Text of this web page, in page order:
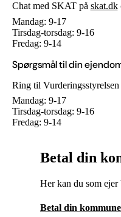
Chat med SKAT på skat.dk
Mandag: 9-17
Tirsdag-torsdag: 9-16
Fredag: 9-14
Spørgsmål til din
Ring til
Mandag: 9-17
Tirsdag-torsdag: 9-16
Fredag: 9-14
Betal din
Her kan du som
Betal din kommune